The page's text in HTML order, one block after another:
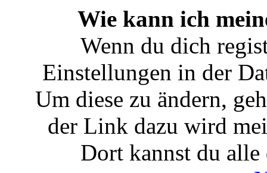
Wie kann ich
Wenn du dich
Einstellungen in der
Um diese zu ändern,
der Link dazu wird
Dort kannst du